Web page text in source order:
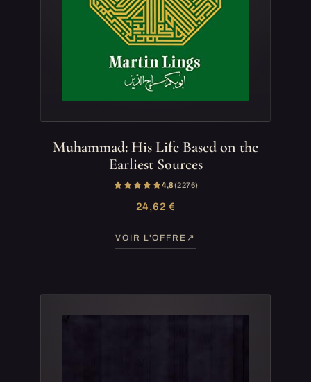
Muhammad: His Life Based on the
Earliest Sources
4,8(2 276)
24,62 €
VOIR L'OFFRE